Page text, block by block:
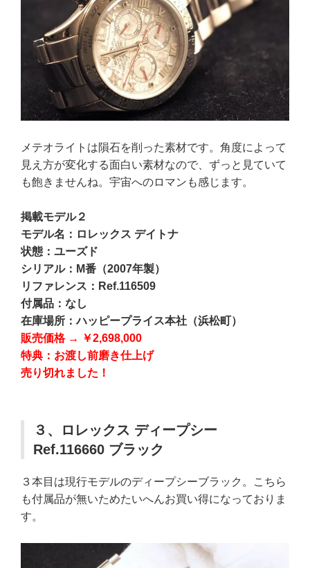
メテオライトは隕石を削った素材です。角度によって
見え方が変化する面白い素材なので、ずっと見ていて
も飽きませんね。宇宙へのロマンも感じます。
掲載モデル２
モデル名：ロレックス デイトナ
状態：ユーズド
シリアル：M番（2007年製）
リファレンス：Ref.116509
付属品：なし
在庫場所：ハッピープライス本社（浜松町）
販売価格 → ￥2,698,000
特典：お渡し前磨き仕上げ
売り切れました！
３、ロレックス ディープシー
Ref.116660 ブラック
３本目は現行モデルのディープシーブラック。こちら
も付属品が無いためたいへんお買い得になっておりま
す。